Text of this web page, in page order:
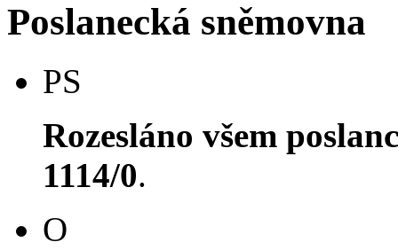
Poslanecká sněmovna
PS
Rozesláno všem
1114/0.
O